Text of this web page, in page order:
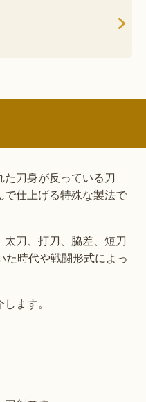
刀身が反っている刀
仕上げる特殊な製法で
刀、打刀、脇差、短刀
た時代や戦闘形式によっ
ます。